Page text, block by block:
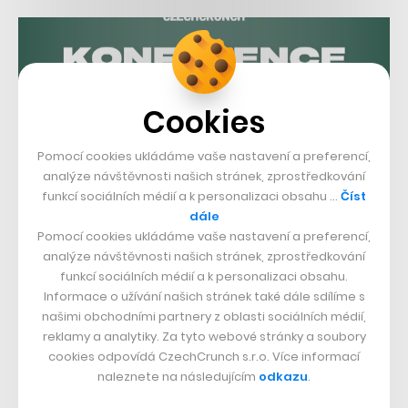
Cookies
Pomocí cookies ukládáme vaše nastavení a preferencí,
analýze návštěvnosti našich stránek, zprostředkování
funkcí sociálních médií a k personalizaci obsahu … Číst
dále
Pomocí cookies ukládáme vaše nastavení a preferencí,
analýze návštěvnosti našich stránek, zprostředkování
funkcí sociálních médií a k personalizaci obsahu.
Informace o užívání našich stránek také dále sdílíme s
našimi obchodními partnery z oblasti sociálních médií,
reklamy a analytiky. Za tyto webové stránky a soubory
cookies odpovídá CzechCrunch s.r.o. Více informací
naleznete na následujícím odkazu.